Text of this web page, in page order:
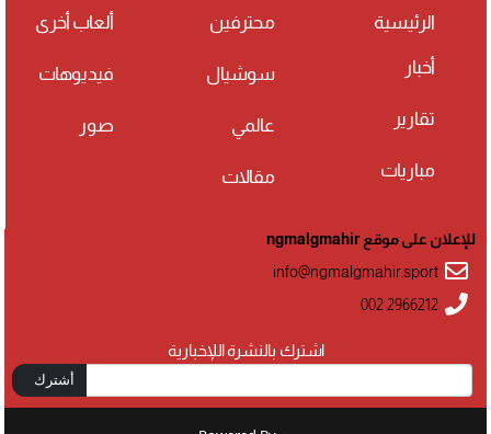
الرئيسية
أخبار
تقارير
مباريات
محترفين
سوشيال
عالمي
مقالات
ألعاب أخرى
فيديوهات
صور
اشترك بالنشرة اللإخبارية
أشترك
للإعلان على موقع ngmalgmahir
info@ngmalgmahir.sport
002 2966212